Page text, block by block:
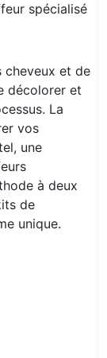
spécialisé
cheveux et de
décolorer et
La
vos
une
à deux
de
unique.